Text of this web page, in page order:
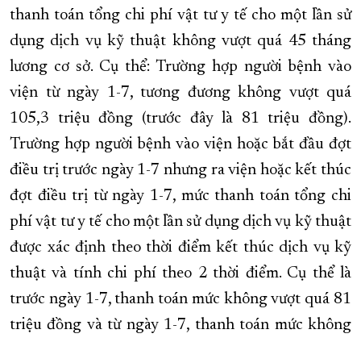
thanh toán tổng chi phí vật tư y tế cho một lần sử
dụng dịch vụ kỹ thuật không vượt quá 45 tháng
lương cơ sở. Cụ thể: Trường hợp người bệnh vào
viện từ ngày 1-7, tương đương không vượt quá
105,3 triệu đồng (trước đây là 81 triệu đồng).
Trường hợp người bệnh vào viện hoặc bắt đầu đợt
điều trị trước ngày 1-7 nhưng ra viện hoặc kết thúc
đợt điều trị từ ngày 1-7, mức thanh toán tổng chi
phí vật tư y tế cho một lần sử dụng dịch vụ kỹ thuật
được xác định theo thời điểm kết thúc dịch vụ kỹ
thuật và tính chi phí theo 2 thời điểm. Cụ thể là
trước ngày 1-7, thanh toán mức không vượt quá 81
triệu đồng và từ ngày 1-7, thanh toán mức không